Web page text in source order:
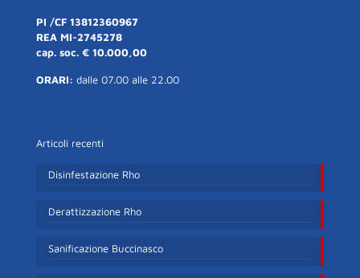
PI /CF 13812360967
REA MI-2745278
cap. soc. € 10.000,00
ORARI: dalle 07.00 alle 22.00
Articoli recenti
Disinfestazione Rho
Derattizzazione Rho
Sanificazione Buccinasco